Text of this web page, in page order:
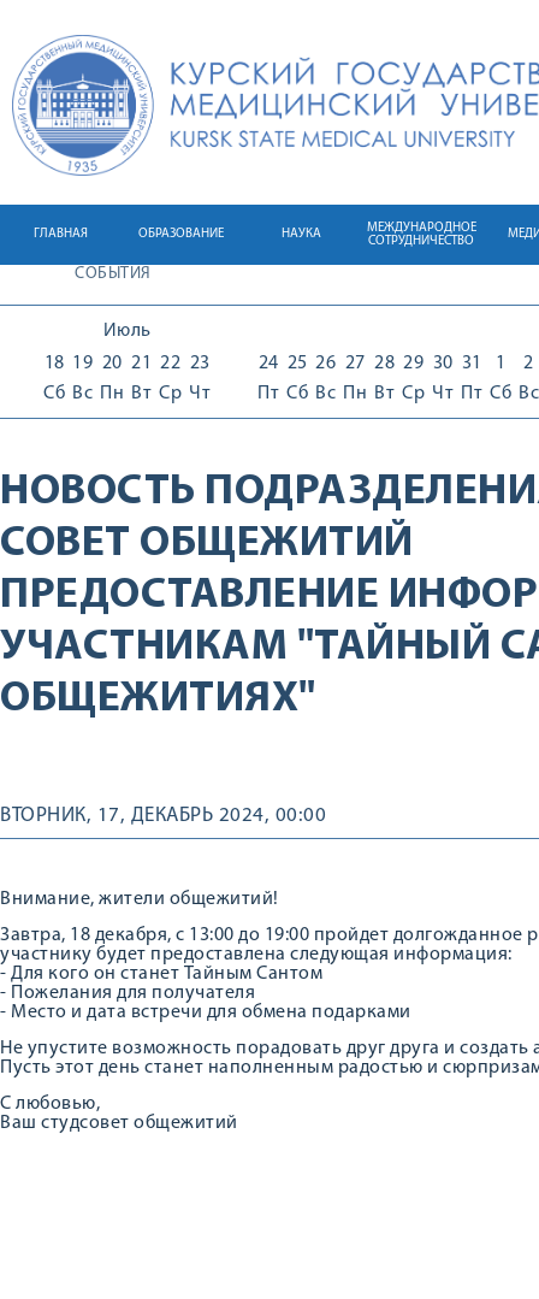
ГЛАВНАЯ ОБРАЗОВАНИЕ НАУКА
МЕЖДУНАРОДНОЕ
СОТРУДНИЧЕСТВО
СОБЫТИЯ
Июль
18
Сб
19
Вс
20
Пн
21
Вт
22
Ср
23
Чт
24
Пт
25
Сб
26
Вс
27
Пн
28
Вт
29
Ср
30
Чт
31
Пт
1
Сб
2
Вс
НОВОСТЬ
СОВЕТ ОБЩЕЖИТИЙ
ПРЕДОСТАВЛЕНИЕ
УЧАСТНИКАМ "ТАЙНЫЙ
ОБЩЕЖИТИЯХ"
ВТОРНИК, 17, ДЕКАБРЬ 2024, 00:00
Внимание, жители общежитий!
Завтра, 18 декабря, с 13:00 до 19:00 пройдет
участнику будет предоставлена следующая информация:
- Для кого он станет Тайным Сантом
- Пожелания для получателя
- Место и дата встречи для обмена подарками
Не упустите возможность порадовать друг друга и
Пусть этот день станет наполненным радостью и
С любовью,
Ваш студсовет общежитий